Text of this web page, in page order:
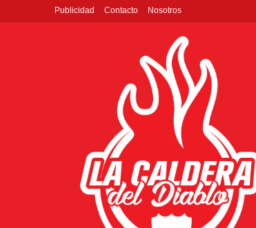
Publicidad Contacto Nosotros